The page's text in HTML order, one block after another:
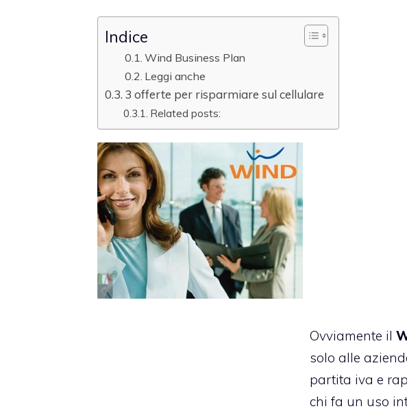
Indice
Wind Business Plan
Leggi anche
3 offerte per risparmiare sul cellulare
Related posts:
Ovviamente il
solo alle
partita iva e
chi fa un uso